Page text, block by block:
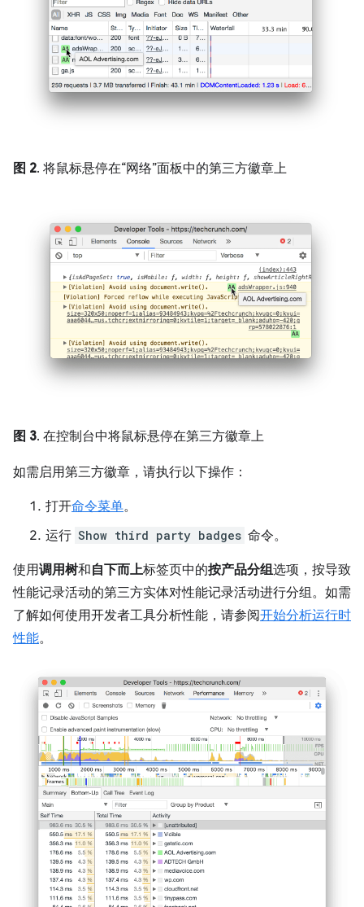
图 2. 将鼠标悬停在“网络”面板中的第三方徽章上
图 3. 在控制台中将鼠标悬停在第三方徽章上
如需启用第三方徽章，请执行以下操作：
打开命令菜单。
运行 Show third party badges 命令。
使用调用树和自下而上标签页中的按产品分组选项，按导致
性能记录活动的第三方实体对性能记录活动进行分组。如需
了解如何使用开发者工具分析性能，请参阅开始分析运行时
性能。